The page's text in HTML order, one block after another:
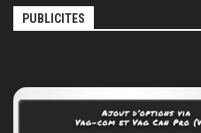
PUBLICITES